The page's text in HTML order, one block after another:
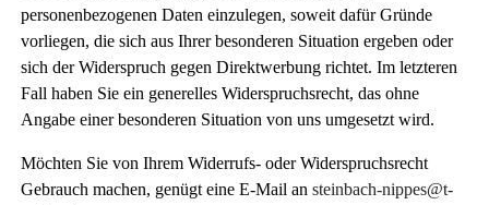
personenbezogenen Daten einzulegen, soweit dafür Gründe
vorliegen, die sich aus Ihrer besonderen Situation ergeben oder
sich der Widerspruch gegen Direktwerbung richtet. Im letzteren
Fall haben Sie ein generelles Widerspruchsrecht, das ohne
Angabe einer besonderen Situation von uns umgesetzt wird.
Möchten Sie von Ihrem Widerrufs- oder Widerspruchsrecht
Gebrauch machen, genügt eine E-Mail ansteinbach-nippes@t-